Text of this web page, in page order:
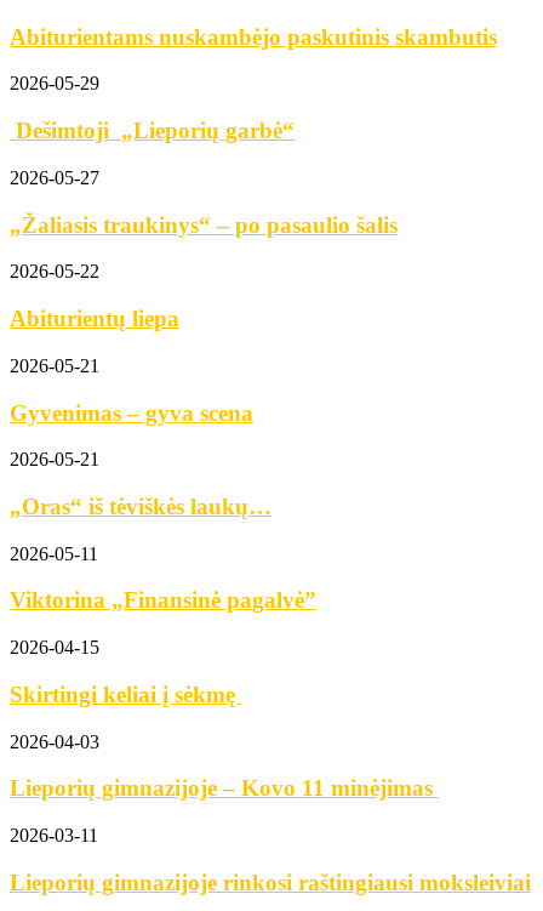
Abiturientams nuskambėjo paskutinis skambutis
2026-05-29
Dešimtoji „Lieporių garbė“
2026-05-27
„Žaliasis traukinys“ – po pasaulio šalis
2026-05-22
Abiturientų liepa
2026-05-21
Gyvenimas – gyva scena
2026-05-21
„Oras“ iš tėviškės laukų…
2026-05-11
Viktorina „Finansinė pagalvė”
2026-04-15
Skirtingi keliai į sėkmę
2026-04-03
Lieporių gimnazijoje – Kovo 11 minėjimas
2026-03-11
Lieporių gimnazijoje rinkosi raštingiausi moksleiviai